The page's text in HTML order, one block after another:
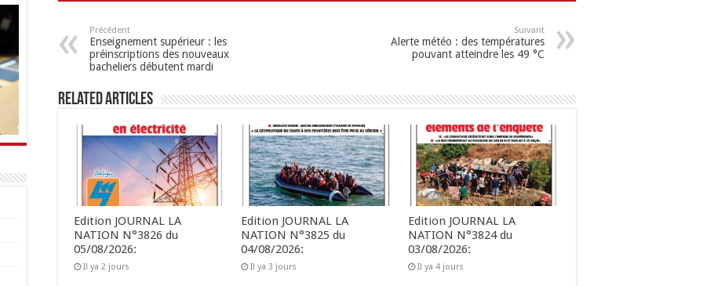
Précédent
Enseignement supérieur : les
préinscriptions des nouveaux
bacheliers débutent mardi
Suivant
Alerte météo : des températures
pouvant atteindre les 49 °C
Related Articles
Edition JOURNAL LA
NATION N°3826 du
05/08/2026:
Il ya 2 jours
Edition JOURNAL LA
NATION N°3825 du
04/08/2026:
Il ya 3 jours
Edition JOURNAL LA
NATION N°3824 du
03/08/2026:
Il ya 4 jours